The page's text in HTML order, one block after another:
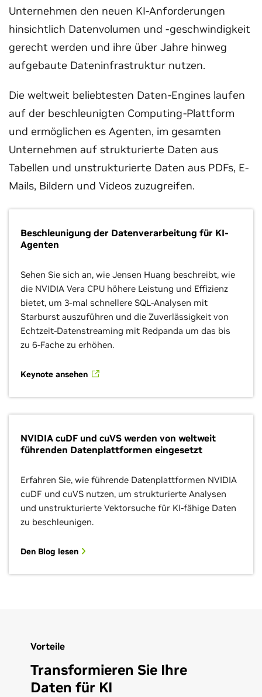
Unternehmen den neuen KI-Anforderungen
hinsichtlich Datenvolumen und -geschwindigkeit
gerecht werden und ihre über Jahre hinweg
aufgebaute Dateninfrastruktur nutzen.
Die weltweit beliebtesten Daten-Engines laufen
auf der beschleunigten Computing-Plattform
und ermöglichen es Agenten, im gesamten
Unternehmen auf strukturierte Daten aus
Tabellen und unstrukturierte Daten aus PDFs, E-
Mails, Bildern und Videos zuzugreifen.
Beschleunigung der Datenverarbeitung für KI-
Agenten
Sehen Sie sich an, wie Jensen Huang beschreibt, wie
die NVIDIA Vera CPU höhere Leistung und Effizienz
bietet, um 3-mal schnellere SQL-Analysen mit
Starburst auszuführen und die Zuverlässigkeit von
Echtzeit-Datenstreaming mit Redpanda um das bis
zu 6-Fache zu erhöhen.
Keynote ansehen
NVIDIA cuDF und cuVS werden von weltweit
führenden Datenplattformen eingesetzt
Erfahren Sie, wie führende Datenplattformen NVIDIA
cuDF und cuVS nutzen, um strukturierte Analysen
und unstrukturierte Vektorsuche für KI-fähige Daten
zu beschleunigen.
Den Blog lesen
Vorteile
Transformieren Sie Ihre
Daten für KI